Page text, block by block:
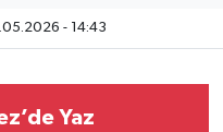
- 14:43
Yaz